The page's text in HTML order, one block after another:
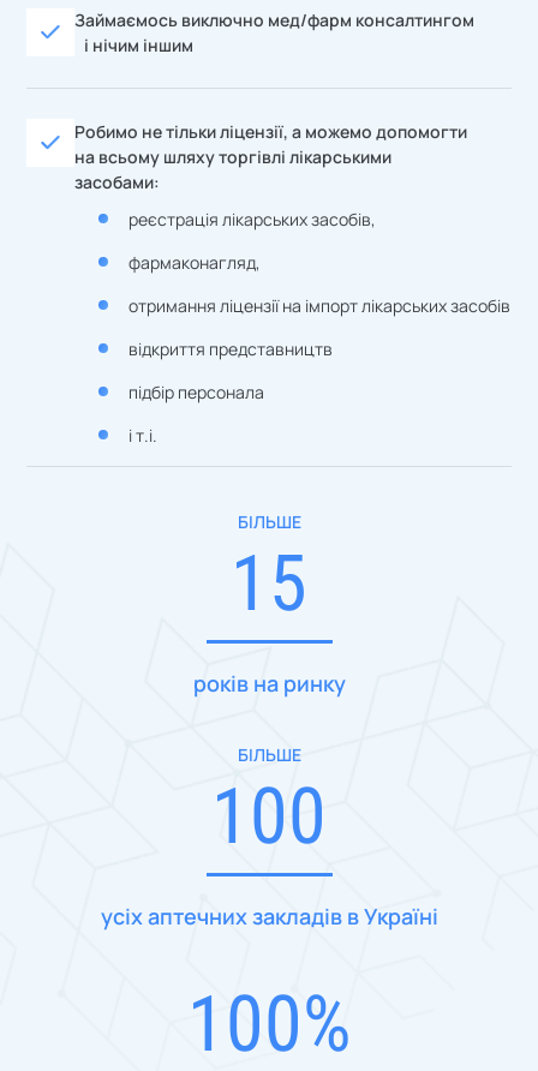
Займаємось виключно мед/фарм консалтингом
і нічим іншим
Робимо не тільки ліцензії, а можемо допомогти
на всьому шляху торгівлі лікарськими
засобами:
реєстрація лікарських засобів,
фармаконагляд,
отримання ліцензії на імпорт лікарських засобів
відкриття представництв
підбір персонала
і т.і.
БІЛЬШЕ
15
років на ринку
БІЛЬШЕ
100
усіх аптечних закладів в Україні
100%